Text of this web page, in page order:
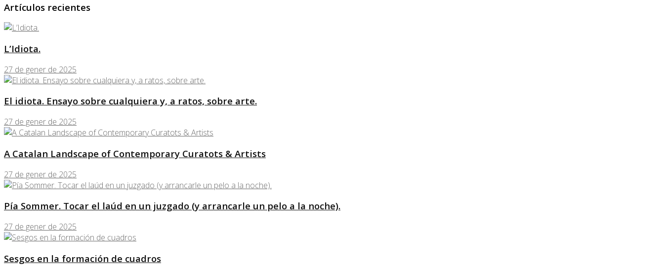
Artículos recientes
L’Idiota.
27 de gener de 2025
El idiota. Ensayo sobre cualquiera y, a ratos, sobre arte.
27 de gener de 2025
A Catalan Landscape of Contemporary Curatots & Artists
27 de gener de 2025
Pía Sommer. Tocar el laúd en un juzgado (y arrancarle un pelo a la noche).
27 de gener de 2025
Sesgos en la formación de cuadros